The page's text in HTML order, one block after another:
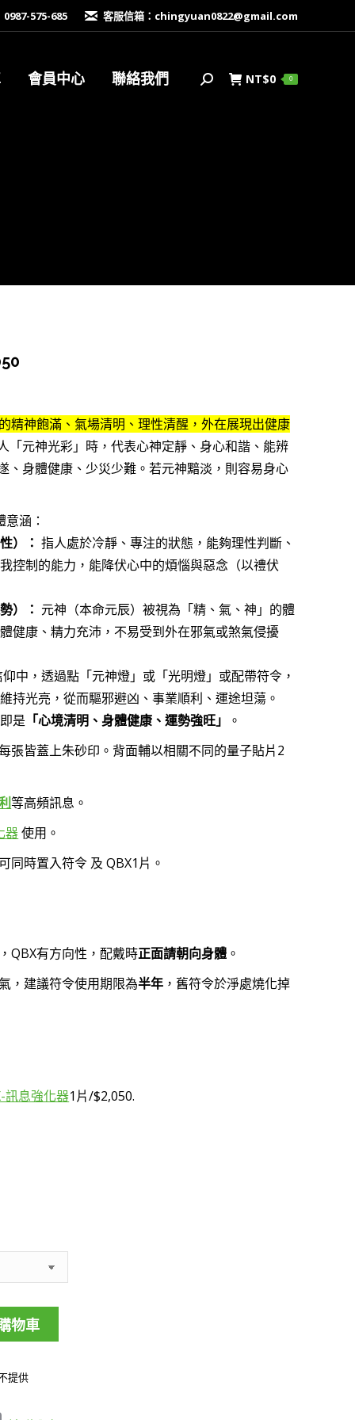
0987-575-685 客服信箱： chingyuan0822@gmail.com
會員中心 聯絡我們
搜
NT$0 0
圍：
NT$550
到
精神飽滿、氣場清明、理性清醒，外在展現出健康
「元神光彩」時，代表心神定靜、身心和諧、能辨
、身體健康、少災少難。若元神黯淡，則容易身心
涵：
）： 指人處於冷靜、專注的狀態，能夠理性判斷、
控制的能力，能降伏心中的煩惱與惡念（以禮伏
）： 元神（本命元辰）被視為「精、氣、神」的體
健康、精力充沛，不易受到外在邪氣或煞氣侵擾
中，透過點「元神燈」或「光明燈」或配帶符令，
持光亮，從而驅邪避凶、事業順利、運途坦蕩。
是 「心境清明、身體健康、運勢強旺」
。
張皆蓋上朱砂印。背面輔以相關不同的量子貼片2
等高頻訊息。
器使用。
同時置入符令 及 QBX1片。
QBX有方向性，配戴時正面請朝向身體 。
，建議符令使用期限為半年 ，舊符令於淨處燒化掉
訊息強化器1片/$2,050.
物車
提供